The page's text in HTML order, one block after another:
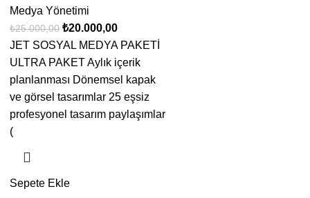
Medya Yönetimi
₺25.000,00 ₺20.000,00
JET SOSYAL MEDYA PAKETİ
ULTRA PAKET Aylık içerik
planlanması Dönemsel kapak
ve görsel tasarımlar 25 eşsiz
profesyonel tasarım paylaşımlar
(
Sepete Ekle